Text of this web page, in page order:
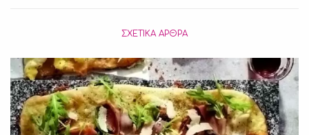
ΣΧΕΤΙΚΆ ΆΡΘΡΑ